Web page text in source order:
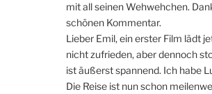
mit all seinen Wehwehchen.
schönen Kommentar.
Lieber Emil, ein erster Film lädt
nicht zufrieden, aber dennoch
ist äußerst spannend. Ich habe
Die Reise ist nun schon